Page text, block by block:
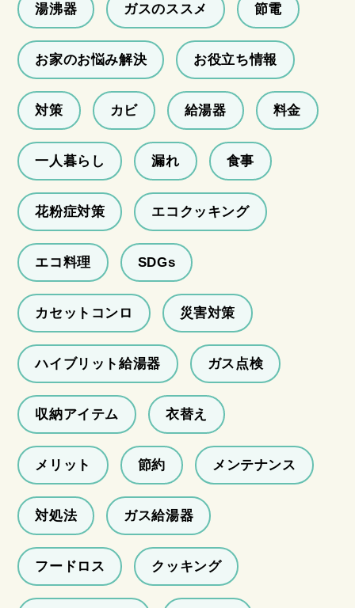
湯沸器 ガスのススメ 節電
お家のお悩み解決 お役立ち情報
対策 カビ 給湯器 料金
一人暮らし 漏れ 食事
花粉症対策 エコクッキング
エコ料理 SDGs
カセットコンロ 災害対策
ハイブリット給湯器 ガス点検
収納アイテム 衣替え
メリット 節約 メンテナンス
対処法 ガス給湯器
フードロス クッキング